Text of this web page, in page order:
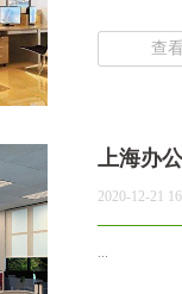
查
上海办
2020-12-21
...